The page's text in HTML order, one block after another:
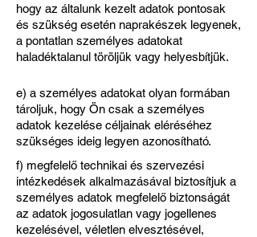
hogy az általunk kezelt adatok pontosak
és szükség esetén naprakészek legyenek,
a pontatlan személyes adatokat
haladéktalanul töröljük vagy helyesbítjük.
e) a személyes adatokat olyan formában
tároljuk, hogy Ön csak a személyes
adatok kezelése céljainak eléréséhez
szükséges ideig legyen azonosítható.
f) megfelelő technikai és szervezési
intézkedések alkalmazásával biztosítjuk a
személyes adatok megfelelő biztonságát
az adatok jogosulatlan vagy jogellenes
kezelésével, véletlen elvesztésével,